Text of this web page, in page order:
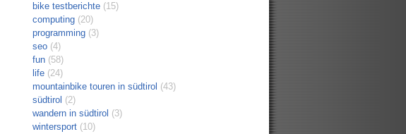
bike testberichte(15)
computing(20)
programming(3)
seo(4)
fun(58)
life(24)
mountainbike touren in südtirol (43)
südtirol (2)
wandern in südtirol (3)
wintersport(10)